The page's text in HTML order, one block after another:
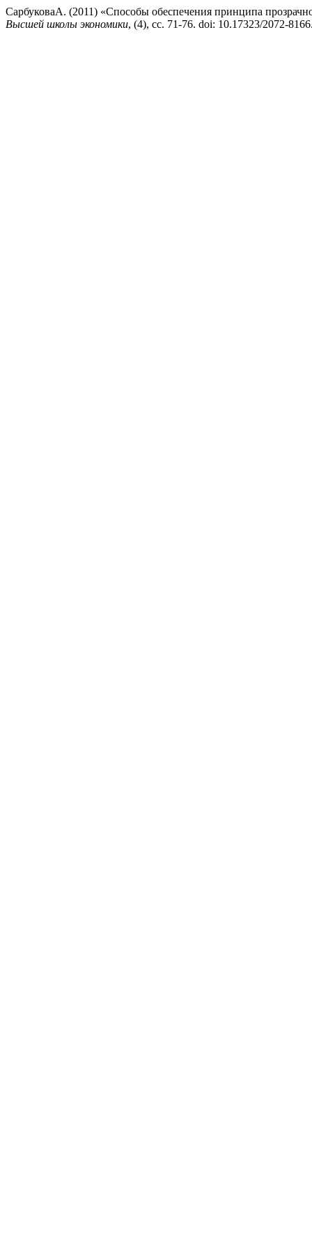
СарбуковаА. (2011) «Способы обеспечения принципа
Высшей школы экономики, (4), сс. 71-76. doi: 10.17323/2072-